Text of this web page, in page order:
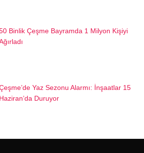
Binlik Çeşme Bayramda 1 Milyon Kişiyi
Yaz Sezonu Alarmı: İnşaatlar 15
Haziran’da Duruyor